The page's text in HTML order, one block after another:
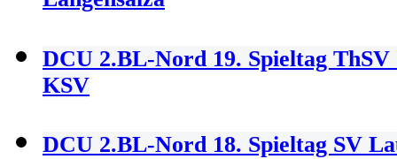
DCU 2.BL-Nord 19. Spieltag
KSV
DCU 2.BL-Nord 18. Spieltag SV